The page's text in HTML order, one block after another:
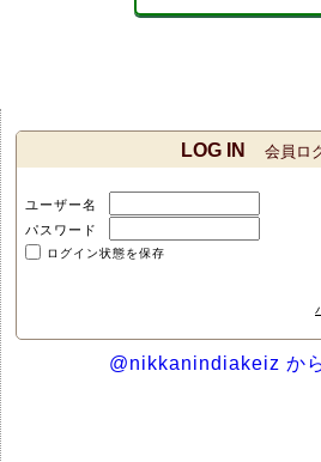
LOG IN 会員ロ
ユーザー名
パスワード
ログイン状態を保存
@nikkanindiakeiz か